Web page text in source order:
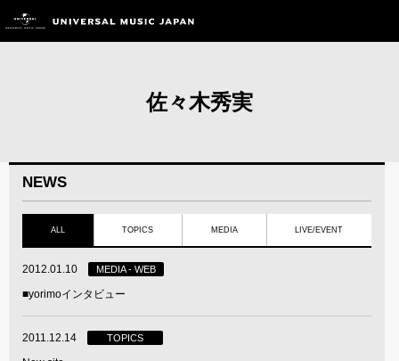
佐々木秀実
NEWS
ALL TOPICS MEDIA LIVE/EVENT
2012.01.10 MEDIA - WEB
■yorimoインタビュー
2011.12.14 TOPICS